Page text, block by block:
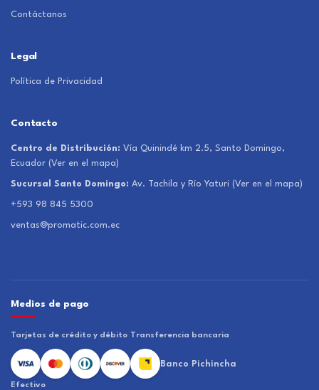
Contáctanos
Legal
Política de Privacidad
Contacto
Centro de Distribución: Vía Quinindé km 2.5, Santo Domingo,
Ecuador (Ver en el mapa)
Sucursal Santo Domingo: Av. Tachila y Río Yaturi (Ver en el mapa)
+593 98 845 5300
ventas@promatic.com.ec
Medios de pago
Tarjetas de crédito y débito Transferencia bancaria
Banco Pichincha
Efectivo